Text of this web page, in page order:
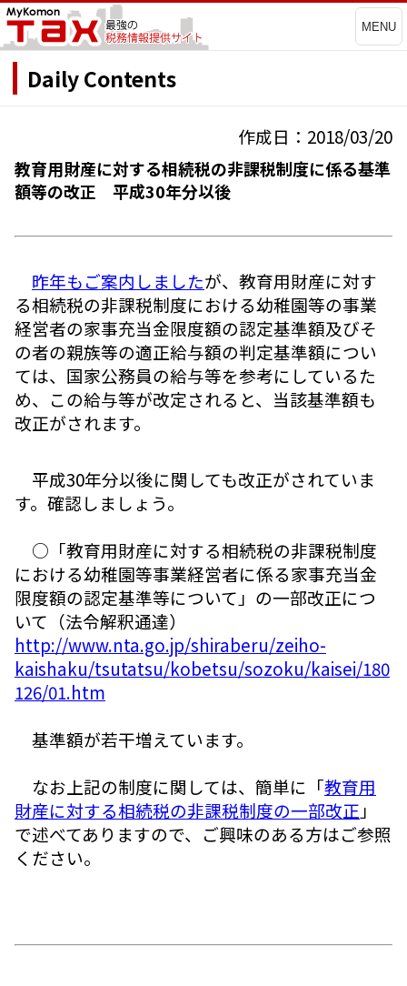
MENU
Daily Contents
作成日：2018/03/20
教育用財産に対する相続税の非課税制度に係る基準
額等の改正 平成30年分以後
昨年もご案内しましたが、教育用財産に対す
る相続税の非課税制度における幼稚園等の事業
経営者の家事充当金限度額の認定基準額及びそ
の者の親族等の適正給与額の判定基準額につい
ては、国家公務員の給与等を参考にしているた
め、この給与等が改定されると、当該基準額も
改正がされます。
平成30年分以後に関しても改正がされていま
す。確認しましょう。
○「教育用財産に対する相続税の非課税制度
における幼稚園等事業経営者に係る家事充当金
限度額の認定基準等について」の一部改正につ
いて（法令解釈通達）
http://www.nta.go.jp/shiraberu/zeiho-
kaishaku/tsutatsu/kobetsu/sozoku/kaisei/180
126/01.htm
基準額が若干増えています。
なお上記の制度に関しては、簡単に「教育用
財産に対する相続税の非課税制度の一部改正 」
で述べてありますので、ご興味のある方はご参照
ください。